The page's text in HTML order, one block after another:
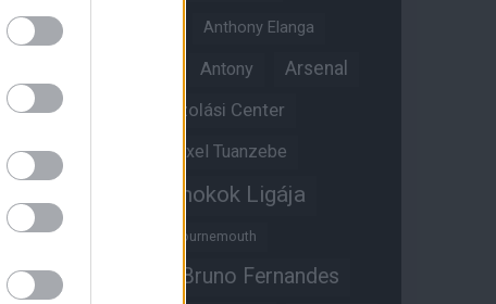
Angol válogatott Anthony Elanga
Antony Arsenal
Aston Villa Átigazolási Center
Átigazolások Axel Tuanzebe
Bajnokok Ligája
Benjamin Sesko Bournemouth
Brandon Williams Bruno Fernandes